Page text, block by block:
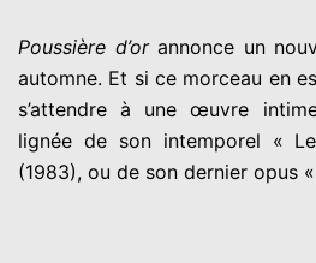
Poussière d’orannonce un
automne. Et si ce morceau en
s’attendre à une œuvre
lignée de son intemporel «
(1983), ou de son dernier opus